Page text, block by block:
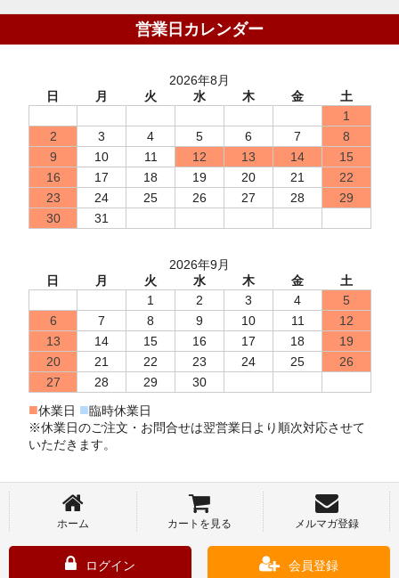
営業日カレンダー
2026年8月
日
月 火 水 木 金
土
1
2
3 4 5 6 7
8
9
10 11 12 13 14
15
16
17 18 19 20 21
22
23
24 25 26 27 28
29
30
31
2026年9月
日
月 火 水 木 金
土
1
2 3 4
5
6
7 8 9 10 11
12
13
14 15 16 17 18
19
20
21 22 23 24 25
26
27
28 29 30
■休業日 ■臨時休業日
※休業日のご注文・お問合せは翌営業日より順次対応させて
いただきます。
ホーム カートを見る メルマガ登録
ログイン 会員登録